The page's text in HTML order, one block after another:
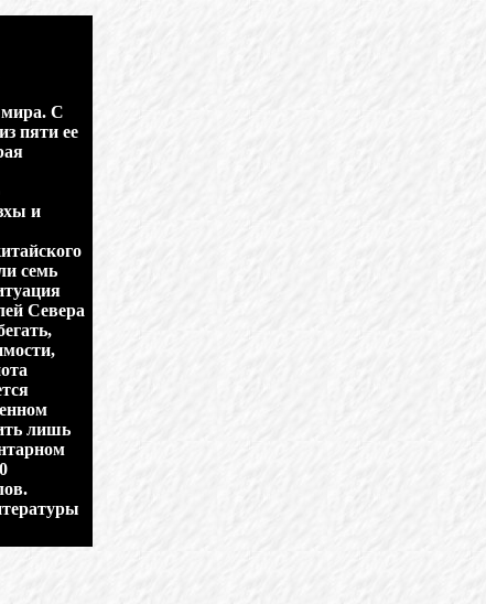
мира. С
пяти ее
и
семь
Севера
лишь